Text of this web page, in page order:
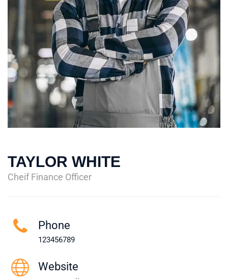
TAYLOR WHITE
Cheif Finance Officer
Phone
123456789
Website